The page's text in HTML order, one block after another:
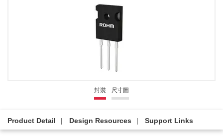
封裝 尺寸圖
Product Detail Design Resources Support Links